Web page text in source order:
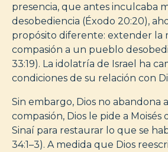
presencia, que antes inculcaba
desobediencia (Éxodo 20:20),
propósito diferente: extender la
compasión a un pueblo
33:19). La idolatría de Israel ha
condiciones de su relación con
Sin embargo, Dios no abandona
compasión, Dios le pide a
Sinaí para restaurar lo que se
34:1–3). A medida que Dios